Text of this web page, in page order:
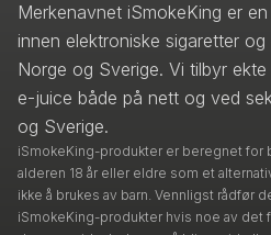
Merkenavnet iSmokeKing er
innen elektroniske sigaretter
Norge og Sverige. Vi tilbyr
e-juice både på nett og ved
og Sverige.
iSmokeKing-produkter er beregnet for
alderen 18 år eller eldre som et
ikke å brukes av barn. Vennligst rådfør
iSmokeKing-produkter hvis noe av